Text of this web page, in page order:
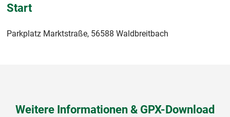
Start
Parkplatz Marktstraße, 56588 Waldbreitbach
Weitere Informationen & GPX-Download